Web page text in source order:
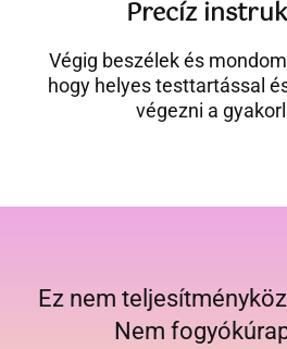
Precíz
Végig beszélek és
hogy helyes testtartással
végezni a
Ez nem
Nem